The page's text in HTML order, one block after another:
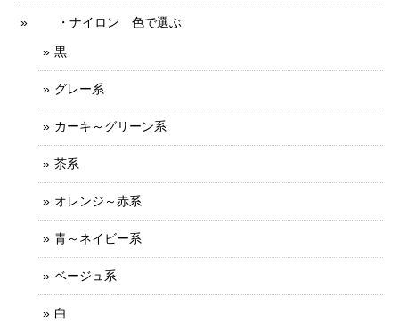
・ナイロン 色で選ぶ
黒
グレー系
カーキ～グリーン系
茶系
オレンジ～赤系
青～ネイビー系
ベージュ系
白